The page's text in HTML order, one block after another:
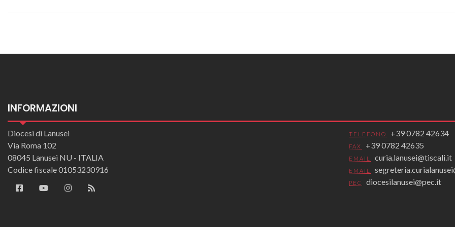
INFORMAZIONI
Diocesi di Lanusei
Via Roma 102
08045 Lanusei NU - ITALIA
Codice fiscale 01053230916
TELEFONO +39 0782 42634
FAX +39 0782 42635
EMAIL curia.lanusei@tiscali.it
EMAIL
PEC diocesilanusei@pec.it